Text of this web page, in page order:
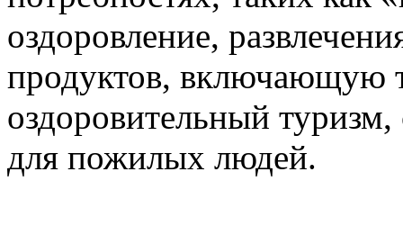
оздоровление,
продуктов, включающую
оздоровительный
для пожилых людей.